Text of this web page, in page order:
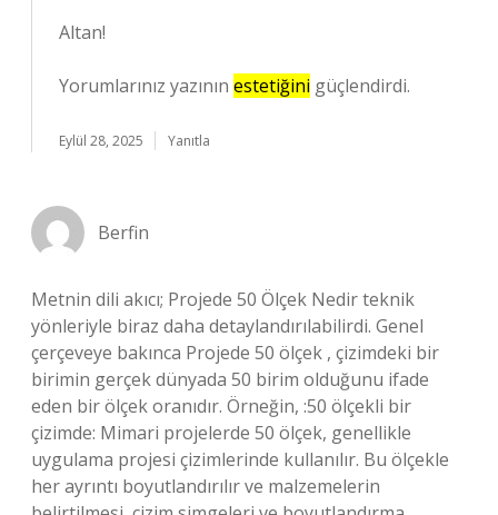
Altan!
Yorumlarınız yazının estetiğini güçlendirdi.
Eylül 28, 2025 Yanıtla
Berfin
Metnin dili akıcı; Projede 50 Ölçek Nedir teknik
yönleriyle biraz daha detaylandırılabilirdi. Genel
çerçeveye bakınca Projede 50 ölçek , çizimdeki bir
birimin gerçek dünyada 50 birim olduğunu ifade
eden bir ölçek oranıdır. Örneğin, :50 ölçekli bir
çizimde: Mimari projelerde 50 ölçek, genellikle
uygulama projesi çizimlerinde kullanılır. Bu ölçekle
her ayrıntı boyutlandırılır ve malzemelerin